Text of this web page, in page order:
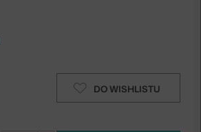
DO WISHLISTU